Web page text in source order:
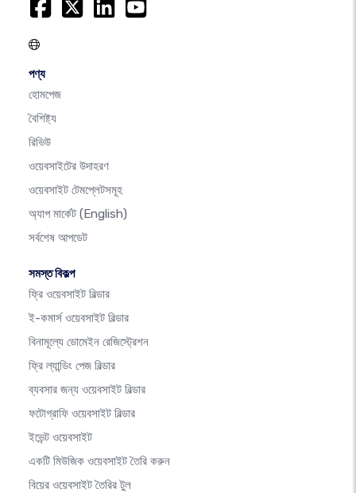
পণ্য
হোমপেজ
বৈশিষ্ট্য
রিভিউ
ওয়েবসাইটের উদাহরণ
ওয়েবসাইট টেমপ্লেটসমূহ
অ্যাপ মার্কেট (English)
সর্বশেষ আপডেট
সমস্ত বিকল্প
ফ্রি ওয়েবসাইট বিল্ডার
ই-কমার্স ওয়েবসাইট বিল্ডার
বিনামূল্যে ডোমেইন রেজিস্ট্রেশন
ফ্রি ল্যান্ডিং পেজ বিল্ডার
ব্যবসার জন্য ওয়েবসাইট বিল্ডার
ফটোগ্রাফি ওয়েবসাইট বিল্ডার
ইভেন্ট ওয়েবসাইট
একটি মিউজিক ওয়েবসাইট তৈরি করুন
বিয়ের ওয়েবসাইট তৈরির টুল